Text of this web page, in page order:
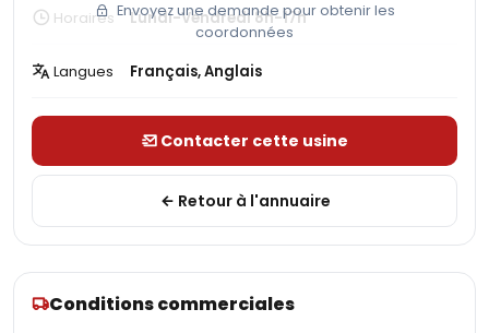
Envoyez une demande pour obtenir les
coordonnées
Horaires Lundi-Vendredi 8h-17h
Langues Français, Anglais
Contacter cette usine
Retour à l'annuaire
Conditions commerciales